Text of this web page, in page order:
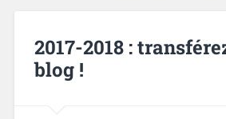
2017-2018 :
blog !